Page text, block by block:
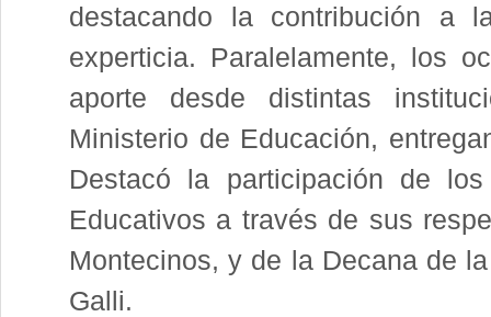
destacando la contribución a
experticia. Paralelamente, los
aporte desde distintas
Ministerio de Educación,
Destacó la participación de
Educativos a través de sus
Montecinos, y de la Decana de
Galli.